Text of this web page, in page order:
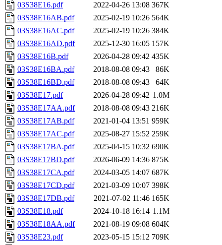
03S38E16.pdf
2022-04-26 13:08 367K
03S38E16AB.pdf
2025-02-19 10:26 564K
03S38E16AC.pdf
2025-02-19 10:26 384K
03S38E16AD.pdf
2025-12-30 16:05 157K
03S38E16B.pdf
2026-04-28 09:42 435K
03S38E16BA.pdf
2018-08-08 09:43
86K
03S38E16BD.pdf
2018-08-08 09:43
64K
03S38E17.pdf
2026-04-28 09:42 1.0M
03S38E17AA.pdf
2018-08-08 09:43 216K
03S38E17AB.pdf
2021-01-04 13:51 959K
03S38E17AC.pdf
2025-08-27 15:52 259K
03S38E17BA.pdf
2025-04-15 10:32 690K
03S38E17BD.pdf
2026-06-09 14:36 875K
03S38E17CA.pdf
2024-03-05 14:07 687K
03S38E17CD.pdf
2021-03-09 10:07 398K
03S38E17DB.pdf
2021-07-02 11:46 165K
03S38E18.pdf
2024-10-18 16:14 1.1M
03S38E18AA.pdf
2021-08-19 09:08 604K
03S38E23.pdf
2023-05-15 15:12 709K